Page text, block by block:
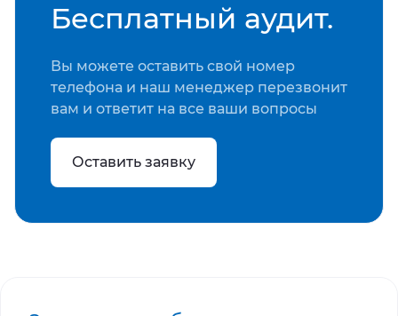
Бесплатный аудит.
Вы можете оставить свой номер
телефона и наш менеджер перезвонит
вам и ответит на все ваши вопросы
Оставить заявку